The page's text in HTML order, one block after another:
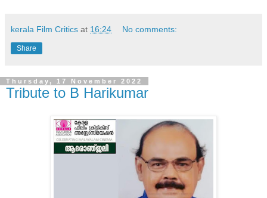
kerala Film Critics at 16:24 No comments:
Share
Thursday, 17 November 2022
Tribute to B Harikumar